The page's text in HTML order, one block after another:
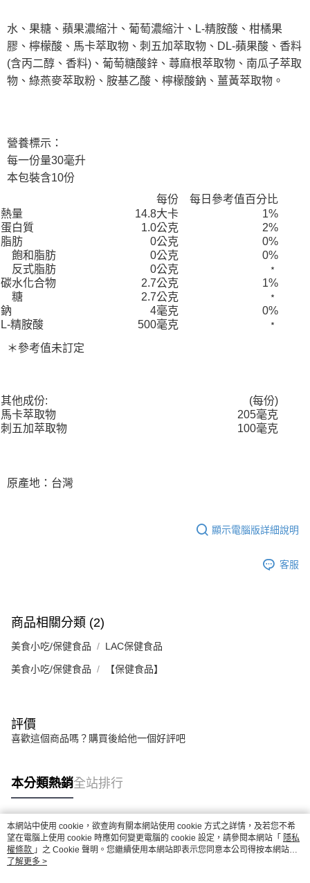
水、果糖、蘋果濃縮汁、葡萄濃縮汁、L-精胺酸、柑橘果
膠、檸檬酸、馬卡萃取物、刺五加萃取物、DL-蘋果酸、香料
(含丙二醇、香料)、葡萄糖酸鋅、蕁麻根萃取物、南瓜子萃取
物、綠燕麥萃取粉、胺基乙酸、檸檬酸鈉、薑黃萃取物。
營養標示：
每一份量30毫升
本包裝含10份
每份
每日參考值百分比
熱量
14.8大卡
1%
蛋白質
1.0公克
2%
脂肪
0公克
0%
飽和脂肪
0公克
0%
反式脂肪
0公克
﹡
碳水化合物
2.7公克
1%
糖
2.7公克
﹡
鈉
4毫克
0%
L-精胺酸
500毫克
﹡
＊參考值未訂定
其他成份:
(每份)
馬卡萃取物
205毫克
刺五加萃取物
100毫克
原產地：台灣
顯示電腦版詳細說明
客服
商品相關分類 (2)
美食小吃/保健食品 LAC保健食品
美食小吃/保健食品 【保健食品】
評價
喜歡這個商品嗎？購買後給他一個好評吧
本分類熱銷全站排行
熱門標籤
本網站中使用 cookie，欲查詢有關本網站使用 cookie 方式之詳情，及若您不希
望在電腦上使用 cookie 時應如何變更電腦的 cookie 設定，請參閱本網站「 隱私
權條款 」之 Cookie 聲明。您繼續使用本網站即表示您同意本公司得按本網站使
用條款之 Cookie 聲明使用 cookie。
了解更多 >